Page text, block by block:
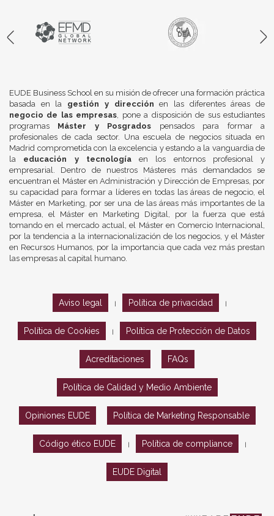
EUDE Business School en su misión de ofrecer una formación práctica
basada en la gestión y dirección en las diferentes áreas de
negocio de las empresas, pone a disposición de sus estudiantes
programas Máster y Posgrados pensados para formar a
profesionales de cada sector. Una escuela de negocios situada en
Madrid comprometida con la excelencia y estando a la vanguardia de
la educación y tecnologíaen los entornos profesional y
empresarial. Dentro de nuestros Másteres más demandados se
encuentran el Máster en Administración y Dirección de Empresas, por
su capacidad para formar a líderes en todas las áreas de negocio, el
Máster en Marketing, por ser una de las áreas más importantes de la
empresa, el Máster en Marketing Digital, por la fuerza que está
tomando en el mercado actual, el Máster en Comercio Internacional,
por la tendencia a la internacionalización de los negocios, y el Máster
en Recursos Humanos, por la importancia que cada vez más prestan
las empresas al capital humano.
Aviso legal Política de privacidad
Política de Cookies Política de Protección de Datos
Acreditaciones FAQs
Política de Calidad y Medio Ambiente
Opiniones EUDE Política de Marketing Responsable
Código ético EUDE Política de compliance
EUDE Digital